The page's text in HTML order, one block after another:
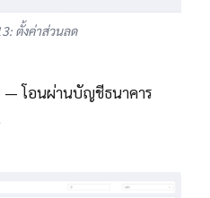
ตั้งค่าส่วนลด
— โอนผ่านบัญชีธนาคาร